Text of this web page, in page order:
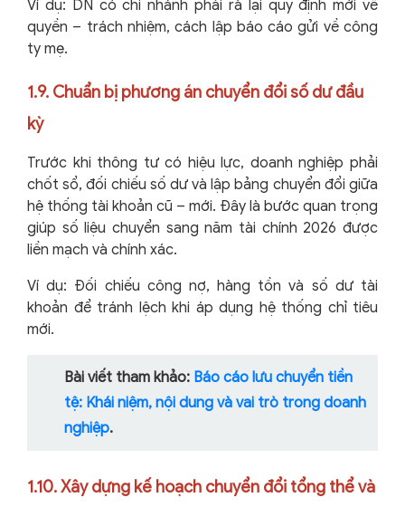
Ví dụ: DN có chi nhánh phải rà lại quy định mới về
quyền – trách nhiệm, cách lập báo cáo gửi về công
ty mẹ.
1.9. Chuẩn bị phương án chuyển đổi số dư đầu
kỳ
Trước khi thông tư có hiệu lực, doanh nghiệp phải
chốt sổ, đối chiếu số dư và lập bảng chuyển đổi giữa
hệ thống tài khoản cũ – mới. Đây là bước quan trọng
giúp số liệu chuyển sang năm tài chính 2026 được
liền mạch và chính xác.
Ví dụ: Đối chiếu công nợ, hàng tồn và số dư tài
khoản để tránh lệch khi áp dụng hệ thống chỉ tiêu
mới.
Bài viết tham khảo: Báo cáo lưu chuyển tiền
tệ: Khái niệm, nội dung và vai trò trong doanh
nghiệp.
1.10. Xây dựng kế hoạch chuyển đổi tổng thể và